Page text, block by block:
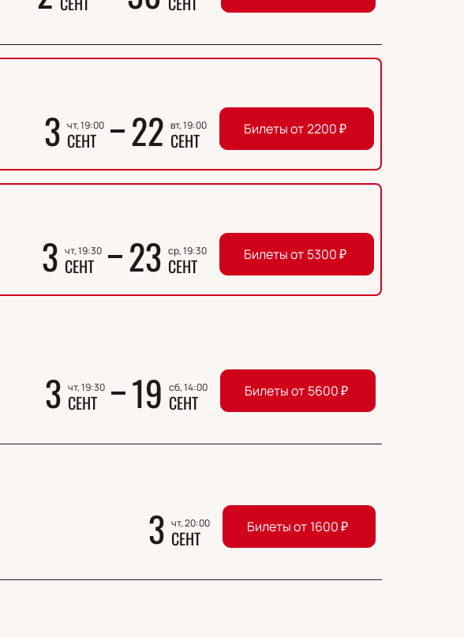
3 чт, 19:00
СЕНТ 22 вт, 19:00
СЕНТ Билеты от 2200₽
3 чт, 19:30
СЕНТ 23 ср, 19:30
СЕНТ Билеты от 5300₽
3 чт, 19:30
СЕНТ 19 сб, 14:00
СЕНТ Билеты от 5600₽
3 чт, 20:00
СЕНТ Билеты от 1600₽